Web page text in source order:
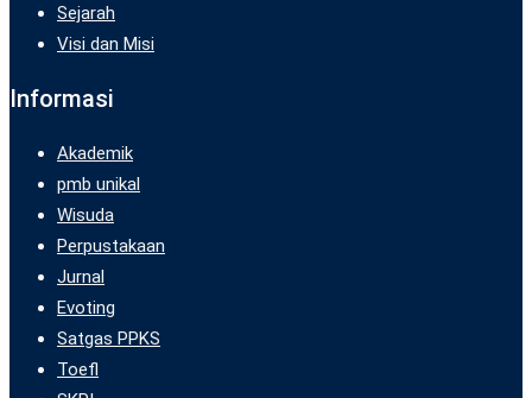
Sejarah
Visi dan Misi
Informasi
Akademik
pmb unikal
Wisuda
Perpustakaan
Jurnal
Evoting
Satgas PPKS
Toefl